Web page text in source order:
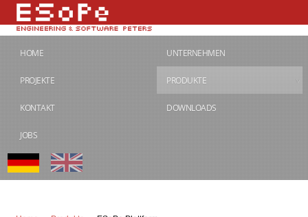
HOME UNTERNEHMEN
PROJEKTE PRODUKTE
KONTAKT DOWNLOADS
JOBS